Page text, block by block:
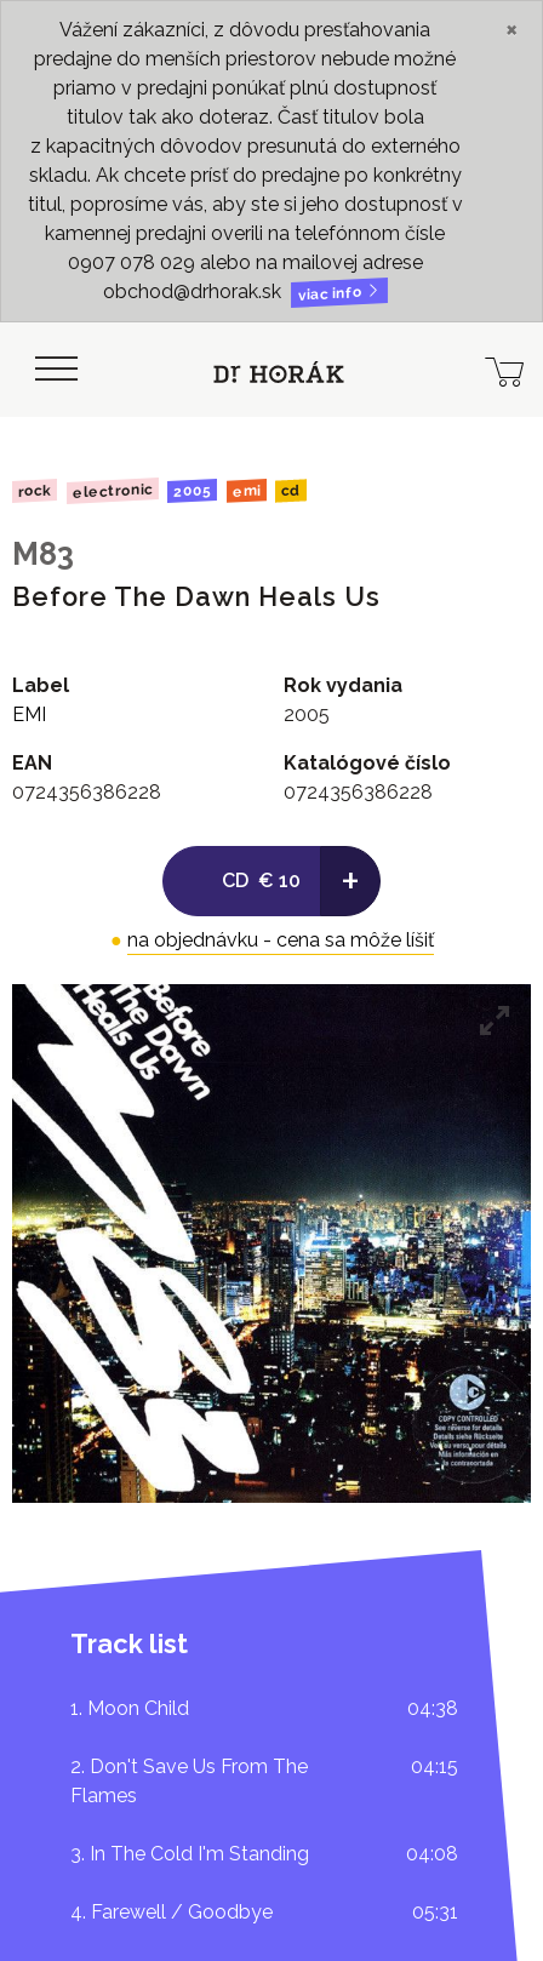
Vážení zákazníci, z dôvodu presťahovania
predajne do menších priestorov nebude možné
priamo v predajni ponúkať plnú dostupnosť
titulov tak ako doteraz. Časť titulov bola
z kapacitných dôvodov presunutá do externého
skladu. Ak chcete prísť do predajne po konkrétny
titul, poprosíme vás, aby ste si jeho dostupnosť v
kamennej predajni overili na telefónnom čísle
0907 078 029 alebo na mailovej adrese
obchod@drhorak.sk
viac info
×
rock electronic 2005 emi cd
M83
Before The Dawn Heals Us
Label
EMI
Rok vydania
2005
EAN
0724356386228
Katalógové číslo
0724356386228
CD € 10 +
● na objednávku - cena sa môže líšiť
Track list
1. Moon Child 04:38
2. Don't Save Us From The
Flames
04:15
3. In The Cold I'm Standing 04:08
4. Farewell / Goodbye 05:31